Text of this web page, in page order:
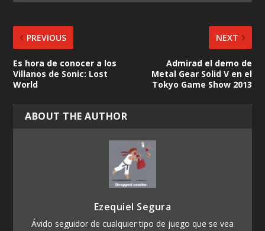
PREVIOUS
Es hora de conocer a los
Villanos de Sonic: Lost
World
NEXT
Admirad el demo de
Metal Gear Solid V en el
Tokyo Game Show 2013
ABOUT THE AUTHOR
Ezequiel Segura
Ávido seguidor de cualquier tipo de juego que se vea